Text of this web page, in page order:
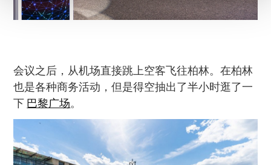
会议之后，从机场直接跳上空客飞往柏林。在柏林
也是各种商务活动，但是得空抽出了半小时逛了一
下 巴黎广场。